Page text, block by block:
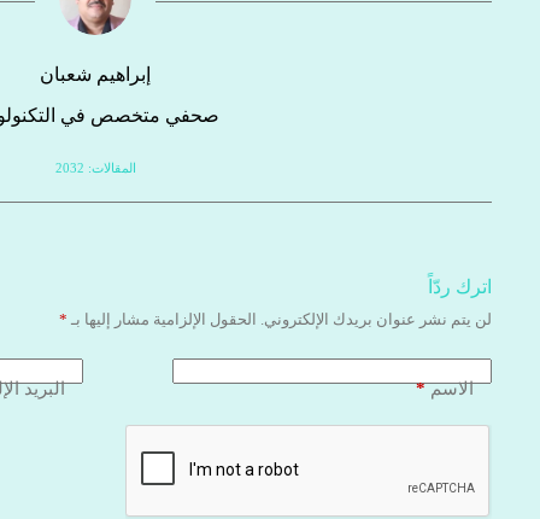
إبراهيم شعبان
صحفي متخصص في
المقالات: 2032
اترك ردّاً
لن يتم نشر عنوان بريدك الإلكتروني. الحقول الإلزامية مشار إليها بـ *
الاسم* البريد